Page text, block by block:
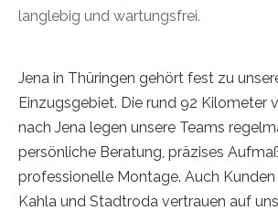
langlebig und wartungsfrei.
Jena in Thüringen gehört fest zu
Einzugsgebiet. Die rund 92 Kilometer
nach Jena legen unsere Teams
persönliche Beratung, präzises
professionelle Montage. Auch
Kahla und Stadtroda vertrauen auf